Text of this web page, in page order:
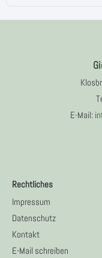
E-Mail:
Rechtliches
Impressum
Datenschutz
Kontakt
E-Mail schreiben